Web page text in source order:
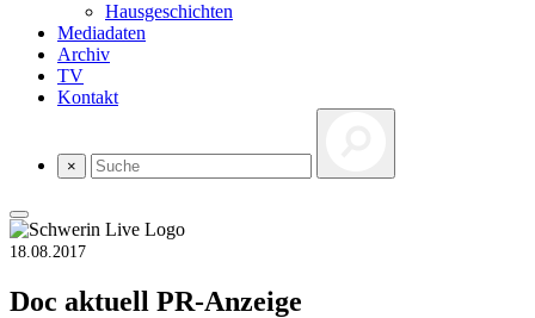
Hausgeschichten
Mediadaten
Archiv
TV
Kontakt
×
18.08.2017
Doc aktuell PR-Anzeige